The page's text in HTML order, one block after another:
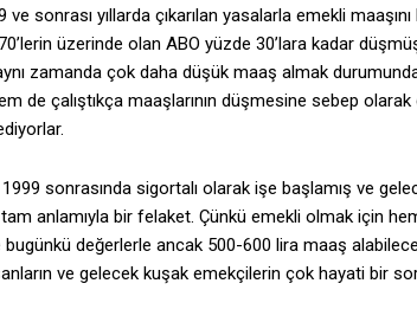
sonrası yıllarda çıkarılan yasalarla emekli
üzerinde olan ABO yüzde 30’lara kadar
zamanda çok daha düşük maaş almak
de çalıştıkça maaşlarının düşmesine sebep
1999 sonrasında sigortalı olarak işe başlamış ve
anlamıyla bir felaket. Çünkü emekli olmak için
değerlerle ancak 500-600 lira maaş
ve gelecek kuşak emekçilerin çok hayati bir